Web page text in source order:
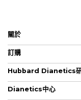
關於
訂購
Hubbard Dianetics
Dianetics中心